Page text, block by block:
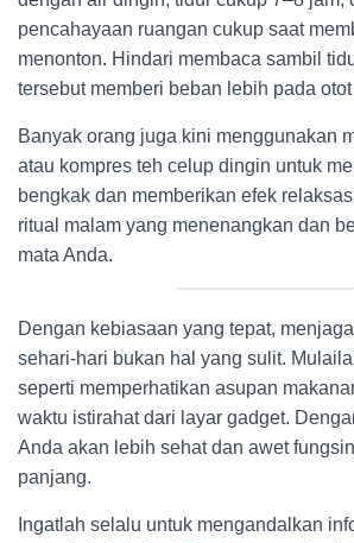
pencahayaan ruangan cukup saat
menonton. Hindari membaca sambil
tersebut memberi beban lebih pada otot
Banyak orang juga kini menggunakan
atau kompres teh celup dingin untuk
bengkak dan memberikan efek
ritual malam yang menenangkan dan
mata Anda.
Dengan kebiasaan yang tepat,
sehari-hari bukan hal yang sulit.
seperti memperhatikan asupan
waktu istirahat dari layar gadget.
Anda akan lebih sehat dan awet
panjang.
Ingatlah selalu untuk mengandalkan